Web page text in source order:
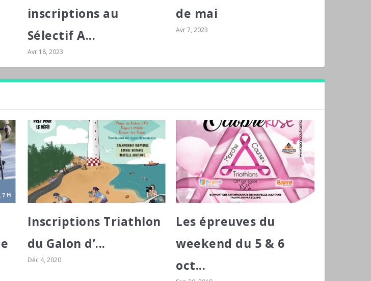
inscriptions au
Sélectif A...
Avr 18, 2023
de mai
Avr 7, 2023
Inscriptions Triathlon
du Galon d’...
Déc 4, 2020
Les épreuves du
weekend du 5 & 6
oct...